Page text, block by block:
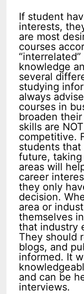
If student
interests,
are most
courses
knowledge
several
studying
always
courses in
broaden
skills are
competitive.
students
future, taking
areas will
career
they only
decision.
area or
themselves
that industry
They should
blogs, and
informed. It
and can be
interviews.